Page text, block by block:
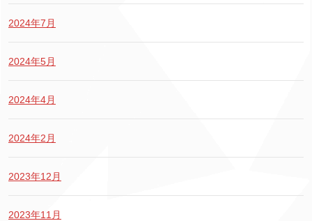
2024年7月
2024年5月
2024年4月
2024年2月
2023年12月
2023年11月